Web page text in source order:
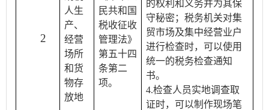
2
人生
产、
经营
场所
和货
物存
放地
民共和国
税收征收
管理法》
第五十四
条第二
项。
的权利和义务并为其保
守秘密；税务机关对集
贸市场及集中经营业户
进行检查时，可以使用
统一的税务检查通知
书。
4.检查人员实地调查取
证时，可以制作现场笔